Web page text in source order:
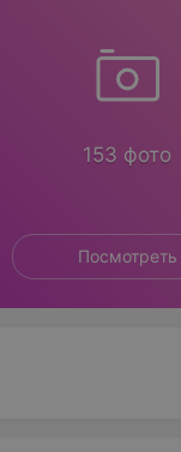
153 фото
Посмотреть